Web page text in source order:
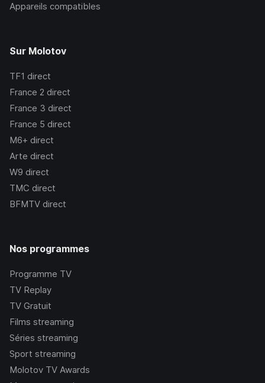
Appareils compatibles
Sur Molotov
TF1 direct
France 2 direct
France 3 direct
France 5 direct
M6+ direct
Arte direct
W9 direct
TMC direct
BFMTV direct
Nos programmes
Programme TV
TV Replay
TV Gratuit
Films streaming
Séries streaming
Sport streaming
Molotov TV Awards